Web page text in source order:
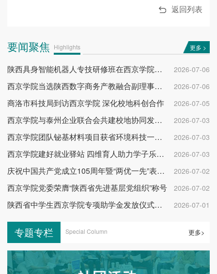
返回列表
要闻聚焦 Highlights 更多 >
陕西具身智能机器人专技研修班在西京学院开班 2026-07-06
西京学院当选陕西数字商务产教融合副理事长单位 2026-07-06
商洛市科技局到访西京学院 深化校地科创合作 2026-07-05
西京学院与泰州企业联合会共建校地协同发展平台 2026-07-03
西京学院团队铋基材料项目获省环境科技一等奖 2026-07-03
西京学院建好就业驿站 四维育人助力学子乐业成才 2026-07-03
庆祝中国共产党成立105周年暨“两优一先”表彰大会举行 2026-07-02
西京学院党委荣膺“陕西省先进基层党组织”称号 2026-07-02
陕西省中学生西京学院专项助学金发放仪式举行 2026-07-01
专题专栏 Special Column 更多>